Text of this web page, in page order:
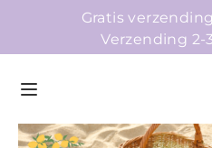
Gratis
Verzending 2-